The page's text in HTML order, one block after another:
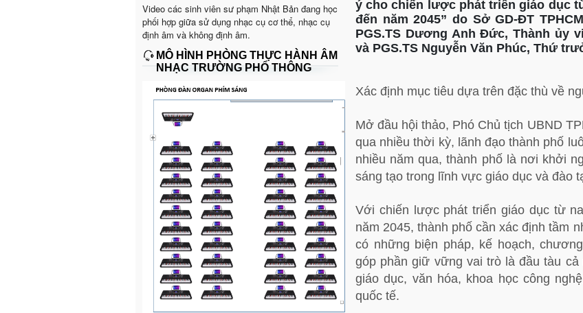
Video các sinh viên sư phạm Nhật Bản đang học
phối hợp giữa sử dụng nhạc cụ cơ thể, nhạc cụ
định âm và không định âm.
MÔ HÌNH PHÒNG THỰC HÀNH ÂM
NHẠC TRƯỜNG PHỔ THÔNG
ý cho chiến lược phát triển giáo dục
đến năm 2045” do Sở GD-ĐT
PGS.TS Dương Anh Đức, Thành ủy
và PGS.TS Nguyễn Văn Phúc, Thứ
Xác định mục tiêu dựa trên đặc thù về
Mở đầu hội thảo, Phó Chủ tịch UBND
qua nhiều thời kỳ, lãnh đạo thành phố
nhiều năm qua, thành phố là nơi khởi
sáng tạo trong lĩnh vực giáo dục và đào
Với chiến lược phát triển giáo dục từ
năm 2045, thành phố cần xác định tầm
có những biện pháp, kế hoạch,
góp phần giữ vững vai trò là đầu tàu
giáo dục, văn hóa, khoa học công
quốc tế.